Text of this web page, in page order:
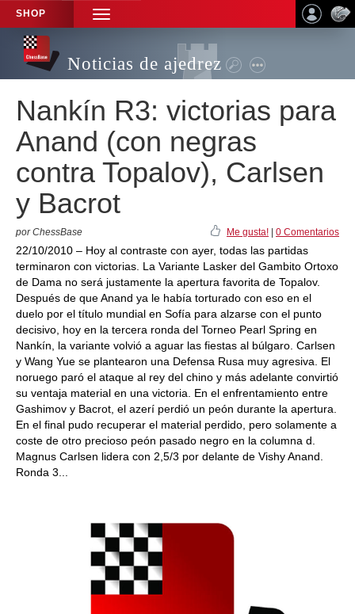
SHOP
TOGGLE
NAVIGATION
Noticias de ajedrez
Nankín R3: victorias para
Anand (con negras
contra Topalov), Carlsen
y Bacrot
por ChessBase Me gusta! 0 Comentarios
22/10/2010 – Hoy al contraste con ayer, todas las partidas
terminaron con victorias. La Variante Lasker del Gambito Ortoxo
de Dama no será justamente la apertura favorita de Topalov.
Después de que Anand ya le había torturado con eso en el
duelo por el título mundial en Sofía para alzarse con el punto
decisivo, hoy en la tercera ronda del Torneo Pearl Spring en
Nankín, la variante volvió a aguar las fiestas al búlgaro. Carlsen
y Wang Yue se plantearon una Defensa Rusa muy agresiva. El
noruego paró el ataque al rey del chino y más adelante convirtió
su ventaja material en una victoria. En el enfrentamiento entre
Gashimov y Bacrot, el azerí perdió un peón durante la apertura.
En el final pudo recuperar el material perdido, pero solamente a
coste de otro precioso peón pasado negro en la columna d.
Magnus Carlsen lidera con 2,5/3 por delante de Vishy Anand.
Ronda 3...